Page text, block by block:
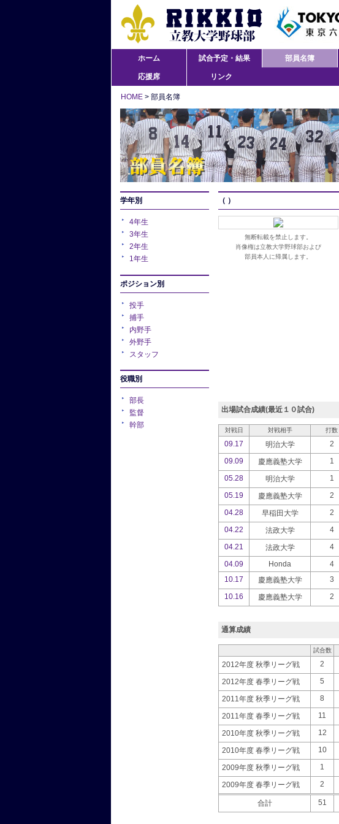
ホーム 試合予定・結果 部員名簿
応援席 リンク
HOME > 部員名簿
学年別
4年生
3年生
2年生
1年生
ポジション別
投手
捕手
内野手
外野手
スタッフ
役職別
部長
監督
幹部
（ ）
無断転載を禁止します。
肖像権は立教大学野球部および
部員本人に帰属します。
出場試合成績(最近１０試合)
対戦日 対戦相手 打数
09.17 明治大学 2
09.09
慶應義塾大学 1
05.28
明治大学 1
05.19
慶應義塾大学 2
04.28
早稲田大学 2
04.22
法政大学 4
04.21
法政大学 4
04.09
Honda 4
10.17
慶應義塾大学 3
10.16
慶應義塾大学 2
通算成績
試合数
2012年度 秋季リーグ戦 2
2012年度 春季リーグ戦 5
2011年度 秋季リーグ戦 8
2011年度 春季リーグ戦 11
2010年度 秋季リーグ戦 12
2010年度 春季リーグ戦 10
2009年度 秋季リーグ戦 1
2009年度 春季リーグ戦 2
合計 51